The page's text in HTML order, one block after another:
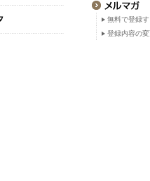
無料で登録
登録内容の